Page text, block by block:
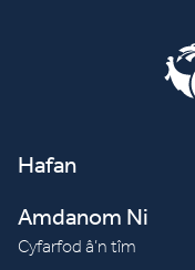
Hafan
Amdanom Ni
Cyfarfod â’n tîm